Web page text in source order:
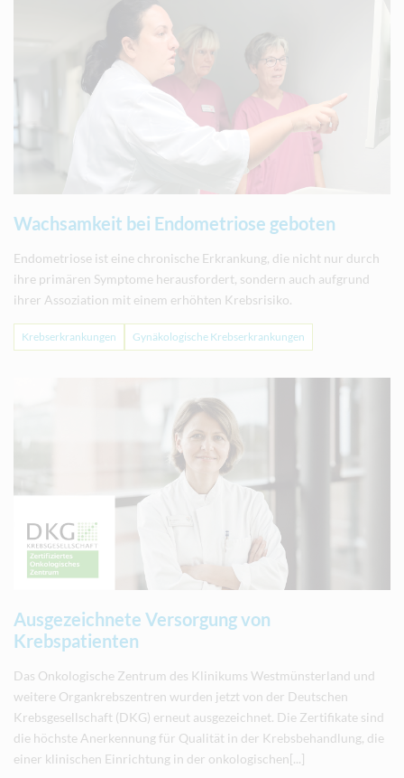
Wachsamkeit bei Endometriose geboten
Endometriose ist eine chronische Erkrankung, die nicht nur durch
ihre primären Symptome herausfordert, sondern auch aufgrund
ihrer Assoziation mit einem erhöhten Krebsrisiko.
Krebserkrankungen Gynäkologische Krebserkrankungen
Ausgezeichnete Versorgung von
Krebspatienten
Das Onkologische Zentrum des Klinikums Westmünsterland und
weitere Organkrebszentren wurden jetzt von der Deutschen
Krebsgesellschaft (DKG) erneut ausgezeichnet. Die Zertifikate sind
die höchste Anerkennung für Qualität in der Krebsbehandlung, die
einer klinischen Einrichtung in der onkologischen[...]